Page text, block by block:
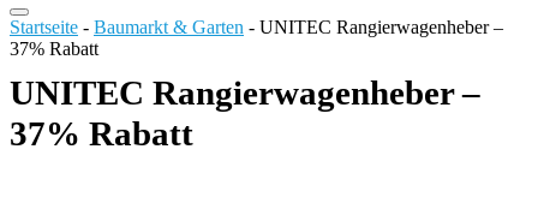
Startseite - Baumarkt & Garten - UNITEC Rangierwagenheber –
37% Rabatt
UNITEC Rangierwagenheber –
37% Rabatt